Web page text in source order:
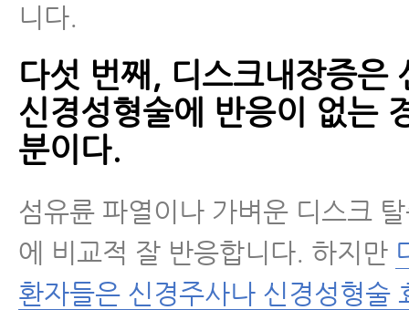
니다.
다섯 번째, 디스크내장증은
신경성형술에 반응이 없는
분이다.
섬유륜 파열이나 가벼운 디스크
에 비교적 잘 반응합니다. 하지만
환자들은 신경주사나 신경성형술